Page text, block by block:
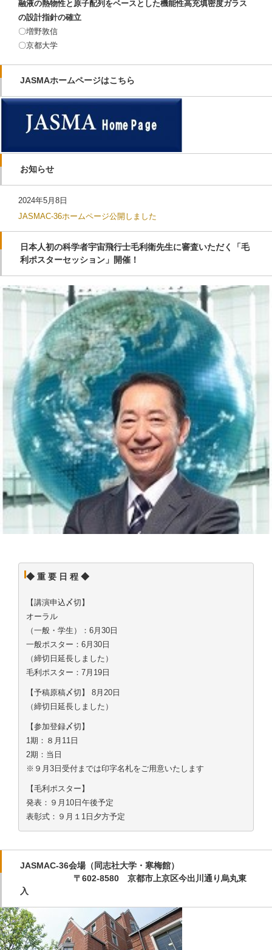
融液の熱物性と原子配列をベースとした機能性高充填密度ガラス
の設計指針の確立
〇増野敦信
〇京都大学
JASMAホームページはこちら
お知らせ
2024年5月8日
JASMAC-36ホームページ公開しました
日本人初の科学者宇宙飛行士毛利衛先生に審査いただく「毛
利ポスターセッション」開催！
◆ 重 要 日 程 ◆
【講演申込〆切】
オーラル
（一般・学生）：6月30日
一般ポスター：6月30日
（締切日延長しました）
毛利ポスター：7月19日
【予稿原稿〆切】 8月20日
（締切日延長しました）
【参加登録〆切】
1期：８月11日
2期：当日
※９月3日受付までは印字名札をご用意いたします
【毛利ポスター】
発表：９月10日午後予定
表彰式：９月１1日夕方予定
JASMAC-36会場（同志社大学・寒梅館）
〒602-8580 京都市上京区今出川通り烏丸東
入